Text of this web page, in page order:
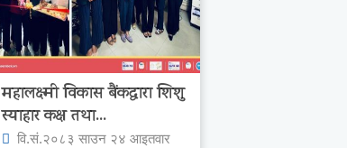
महालक्ष्मी विकास बैंकद्धारा शिशु
स्याहार कक्ष तथा...
वि.सं.२०८३ साउन २४ आइतवार